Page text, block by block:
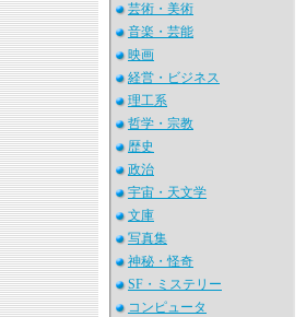
芸術・美術
音楽・芸能
映画
経営・ビジネス
理工系
哲学・宗教
歴史
政治
宇宙・天文学
文庫
写真集
神秘・怪奇
SF・ミステリー
コンピュータ